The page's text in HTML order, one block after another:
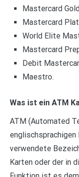
Mastercard
Mastercard
World Elite
Mastercard
Debit
Maestro.
Was ist ein ATM
ATM (Automated
englischsprachigen
verwendete
Karten oder der in